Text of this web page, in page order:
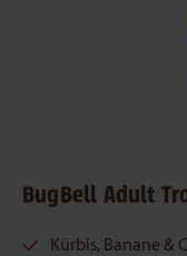
BugBell Adult
Kürbis, Banane &